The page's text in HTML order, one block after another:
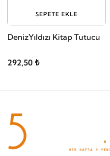
SEPETE EKLE
DenizYıldızı Kitap Tutucu
292,50 ₺